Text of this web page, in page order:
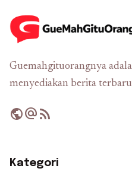
Guemahgituorangnya
menyediakan berita
publicalternate_emailrss_feed
Kategori